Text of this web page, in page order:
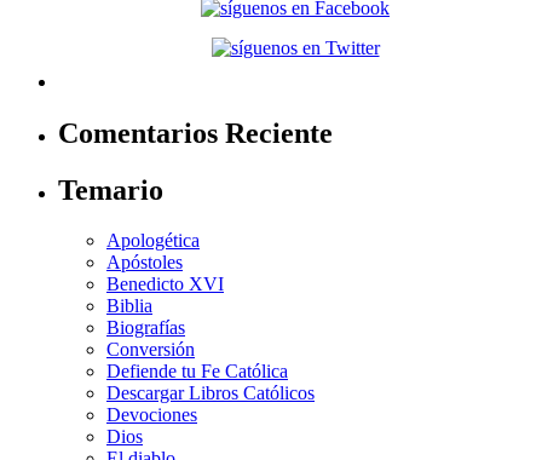
Comentarios Reciente
Temario
Apologética
Apóstoles
Benedicto XVI
Biblia
Biografías
Conversión
Defiende tu Fe Católica
Descargar Libros Católicos
Devociones
Dios